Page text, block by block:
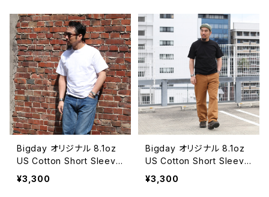
Bigday オリジナル 8.1oz
US Cotton Short Sleeve
Tシャツ 半袖 無地Tシャツ
USコットン 綿100％ ホワイ
¥3,300
Bigday オリジナル 8.1oz
US Cotton Short Sleeve
Tシャツ 半袖 無地Tシャツ
USコットン 綿100％ ブラッ
¥3,300